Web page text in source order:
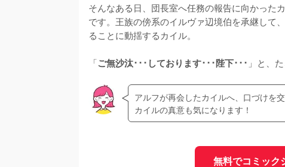
そんなある日、団長室へ任務の報告に向かった
です。王族の傍系のイルヴァ辺境伯を承継して
ることに動揺するカイル。
「ご無沙汰･･･しております･･･陛下･･･ 」と、
アルフが再会したカイルへ、口づけを
カイルの真意も気になります！
無料でコミック